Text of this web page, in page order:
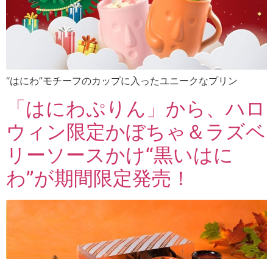
“はにわ”モチーフのカップに入ったユニークなプリン
「はにわぷりん」から、ハロ
ウィン限定かぼちゃ＆ラズベ
リーソースかけ“黒いはに
わ”が期間限定発売！